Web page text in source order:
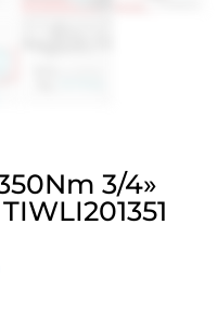
3/4»